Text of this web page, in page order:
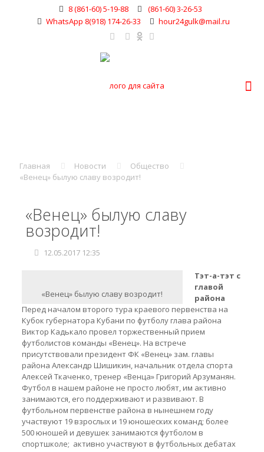
8 (861-60) 5-19-88
(861-60) 3-26-53
WhatsApp 8(918) 174-26-33
hour24gulk@mail.ru
Главная Новости
Общество
«Венец» былую славу возродит!
«Венец» былую славу
возродит!
12.05.2017 12:35
«Венец» былую славу возродит!
Тэт-а-тэт с
главой
района
Перед началом второго тура краевого первенства на
Кубок губернатора Кубани по футболу глава района
Виктор Кадькало провел торжественный прием
футболистов команды «Венец». На встрече
присутствовали президент ФК «Венец» зам. главы
района Александр Шишикин, начальник отдела спорта
Алексей Ткаченко, тренер «Венца» Григорий Арзуманян.
Футбол в нашем районе не просто любят, им активно
занимаются, его поддерживают и развивают. В
футбольном первенстве района в нынешнем году
участвуют 19 взрослых и 19 юношеских команд; более
500 юношей и девушек занимаются футболом в
спортшколе; активно участвуют в футбольных дебатах